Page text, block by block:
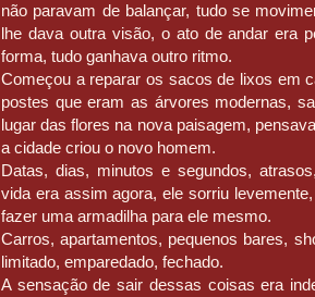
não paravam de balançar, tudo se
lhe dava outra visão, o ato de andar era
forma, tudo ganhava outro ritmo.
Começou a reparar os sacos de lixos em
postes que eram as árvores modernas,
lugar das flores na nova paisagem,
a cidade criou o novo homem.
Datas, dias, minutos e segundos,
vida era assim agora, ele sorriu
fazer uma armadilha para ele mesmo.
Carros, apartamentos, pequenos bares,
limitado, emparedado, fechado.
A sensação de sair dessas coisas era